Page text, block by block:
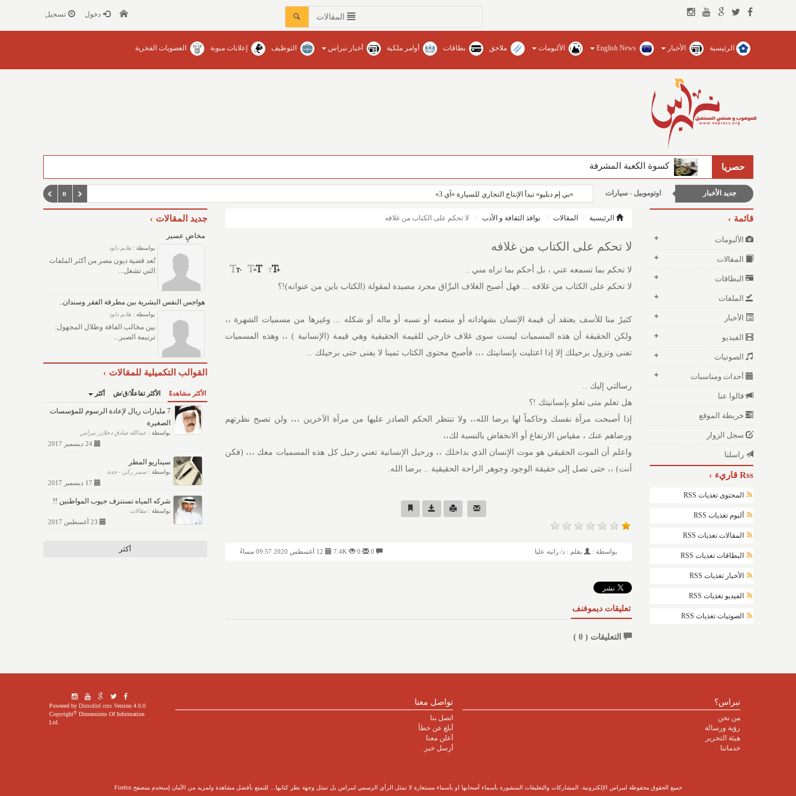
المقالات دخول تسجيل
الرئيسية الأخبار English News الألبومات ملاحق بطاقات أوامر ملكية أخبار نبراس التوظيف إعلانات مبوبة العضويات الفخرية
حصريا كسوة الكعبة المشرفة
جديد الأخبار
منوعات وغرائب
الأخبار العربية والعالمية
اوتوموبيل - سيارات
عالم التقنية
«بي إم دبليو» تبدأ الإنتاج التجاري للسيارة «آي 3»
قائمة
الألبومات
المقالات
البطاقات
الملفات
الأخبار
الفيديو
الصوتيات
أحداث ومناسبات
قالوا عنا
خريطة الموقع
سجل الزوار
راسلنا
Rss قاريء
المحتوى تغذيات RSS
ألبوم تغذيات RSS
المقالات تغذيات RSS
البطاقات تغذيات RSS
الأخبار تغذيات RSS
الفيديو تغذيات RSS
الصوتيات تغذيات RSS
الرئيسية المقالات نوافذ الثقافة و الأدب لا تحكم على الكتاب من غلافه
لا تحكم على الكتاب من غلافه
لا تحكم بما تسمعه عني ، بل أحكم بما تراه مني ..
لا تحكم على الكتاب من غلافه ... فهل أصبح الغلاف البرَّاق مجرد مصيدة لمقولة (الكتاب باين من عنوانه)!؟
كثيرٌ منا للأسف يعتقد أن قيمة الإنسان بشهاداته أو منصبه أو نسبه أو ماله أو شكله ... وغيرها من مسميات الشهرة ،،
ولكن الحقيقة أن هذه المسميات ليست سوى غلاف خارجي للقيمة الحقيقية وهي قيمة (الإنسانية ) ،، وهذه المسميات
تفنى وتزول برحيلك إلا إذا اعتليت بإنسانيتك ،،، فأصبح محتوى الكتاب ثمينا لا يفنى حتى برحيلك ...
رسالتي إليك ..
هل تعلم متى تعلو بإنسانيتك !؟
إذا أصبحت مرآة نفسك وحاكماً لها برضا الله،، ولا تنتظر الحكم الصادر عليها من مرآة الآخرين ،،، ولن تصبح نظرتهم
ورضاهم عنك ، مقياس الارتفاع أو الانخفاض بالنسبة لك،،
واعلم أن الموت الحقيقي هو موت الإنسان الذي بداخلك ،، ورحيل الإنسانية تعني رحيل كل هذه المسميات معك ،،، (فكن
أنت) ،، حتى تصل إلى حقيقة الوجود وجوهر الراحة الحقيقية .. برضا الله.
بواسطة : بقلم : د/ رانيه عليا 7.4K
تعليقات ديموفنف
التعليقات (0
)
جديد المقالات
مخاضٍ عسير
بواسطة :هانم داود
تُعد قضية ديون مصر من أكثر الملفات
التي تشغل...
هواجس النفس البشرية بين مطرقة الفقر وسندان..
بواسطة :هانم داود
بين مخالب الفاقة وظلال المجهول:
ترنيمة الصبر...
القوالب التكميلية للمقالات
الأكثر مشاهدةً الأكثر تفاعلًا/ق/ش أكثر
7 مليارات ريال لإعادة الرسوم للمؤسسات
الصغيرة
بواسطة :عبدالله صادق دحلان_نبراس
24 ديسمبر 2017
سيناريو المطر
بواسطة :سمر ركن - جدة
شركه المياه تستنزف جيوب المواطنين !!
بواسطة :مقالات
أكثر
نبراس؟
من نحن
رؤية ورسالة
هيئة التحرير
خدماتنا
تواصل معنا
اتصل بنا
أبلغ عن خطأ
أعلن معنا
أرسل خبر
Powered by Dimofinf cmsVersion 4.0.0
Copyright©Dimensions Of Information
Ltd.
جميع الحقوق محفوظة لنبراس الإلكترونية. المشاركات والتعليقات المنشورة بأسماء أصحابها او بأسماء مستعارة لا تمثل الرأي الرسمي لنبراس بل تمثل وجهة نظر كتابها... للتمتع بأفضل مشاهدة ولمزيد من الأمان إستخدم متصفح Firefox